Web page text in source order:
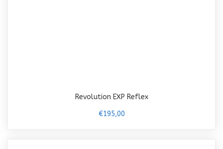
Revolution EXP Reflex
€195,00